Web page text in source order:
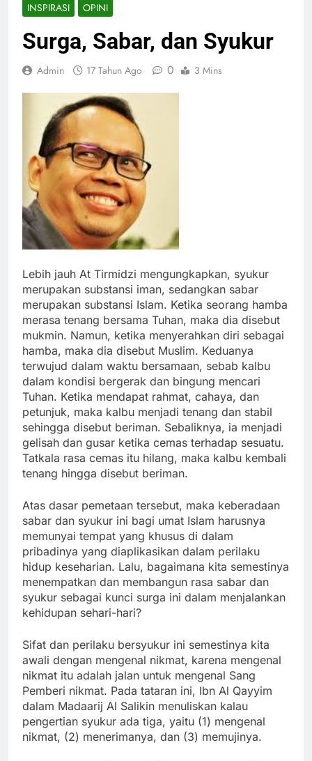
INSPIRASI OPINI
Surga, Sabar, dan Syukur
Admin 17 Tahun Ago 0 3 Mins
Lebih jauh At Tirmidzi mengungkapkan, syukur
merupakan substansi iman, sedangkan sabar
merupakan substansi Islam. Ketika seorang hamba
merasa tenang bersama Tuhan, maka dia disebut
mukmin. Namun, ketika menyerahkan diri sebagai
hamba, maka dia disebut Muslim. Keduanya
terwujud dalam waktu bersamaan, sebab kalbu
dalam kondisi bergerak dan bingung mencari
Tuhan. Ketika mendapat rahmat, cahaya, dan
petunjuk, maka kalbu menjadi tenang dan stabil
sehingga disebut beriman. Sebaliknya, ia menjadi
gelisah dan gusar ketika cemas terhadap sesuatu.
Tatkala rasa cemas itu hilang, maka kalbu kembali
tenang hingga disebut beriman.
Atas dasar pemetaan tersebut, maka keberadaan
sabar dan syukur ini bagi umat Islam harusnya
memunyai tempat yang khusus di dalam
pribadinya yang diaplikasikan dalam perilaku
hidup keseharian. Lalu, bagaimana kita semestinya
menempatkan dan membangun rasa sabar dan
syukur sebagai kunci surga ini dalam menjalankan
kehidupan sehari-hari?
Sifat dan perilaku bersyukur ini semestinya kita
awali dengan mengenal nikmat, karena mengenal
nikmat itu adalah jalan untuk mengenal Sang
Pemberi nikmat. Pada tataran ini, Ibn Al Qayyim
dalam Madaarij Al Salikin menuliskan kalau
pengertian syukur ada tiga, yaitu (1) mengenal
nikmat, (2) menerimanya, dan (3) memujinya.